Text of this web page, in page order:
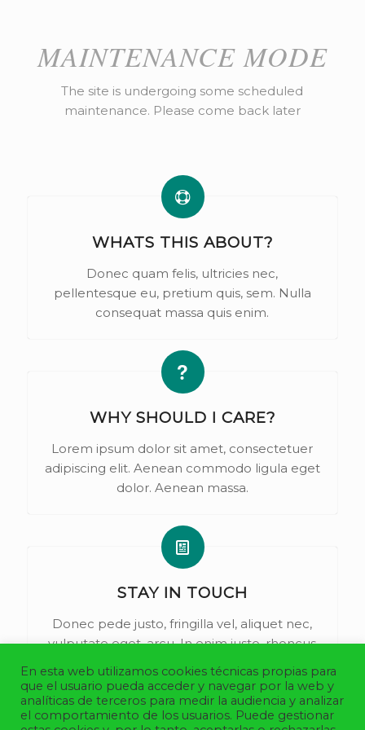
MAINTENANCE MODE
The site is undergoing some scheduled
maintenance. Please come back later
WHATS THIS ABOUT?
Donec quam felis, ultricies nec,
pellentesque eu, pretium quis, sem. Nulla
consequat massa quis enim.
WHY SHOULD I CARE?
Lorem ipsum dolor sit amet, consectetuer
adipiscing elit. Aenean commodo ligula eget
dolor. Aenean massa.
STAY IN TOUCH
Donec pede justo, fringilla vel, aliquet nec,
vulputate eget, arcu. In enim justo, rhoncus
En esta web utilizamos cookies técnicas propias para
que el usuario pueda acceder y navegar por la web y
analíticas de terceros para medir la audiencia y analizar
el comportamiento de los usuarios. Puede gestionar